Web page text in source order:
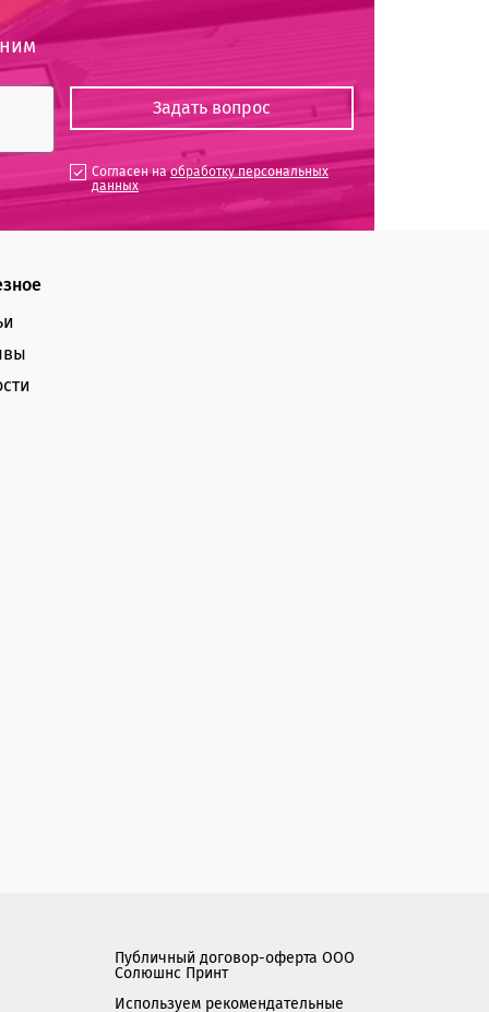
Согласен наобработку персональных
данных
Публичный договор-оферта ООО
Солюшнс Принт
Используем рекомендательные